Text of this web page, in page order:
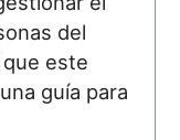
del
este
guía para